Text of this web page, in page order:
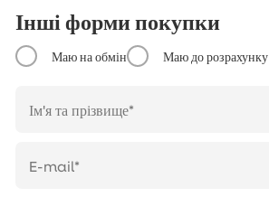
Інші форми покупки
Маю на обмін Маю до розрахунку